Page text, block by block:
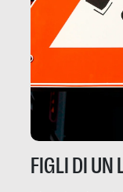
FIGLI DI UN